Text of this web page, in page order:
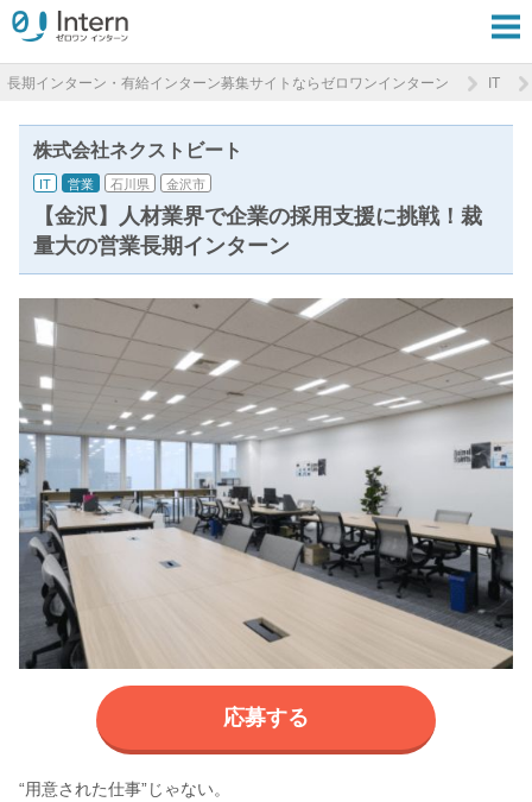
長期インターン・有給インターン募集サイトならゼロワンインターン IT
株式会社ネクストビート
IT 営業 石川県 金沢市
【金沢】人材業界で企業の採用支援に挑戦！裁
量大の営業長期インターン
応募する
“用意された仕事”じゃない。